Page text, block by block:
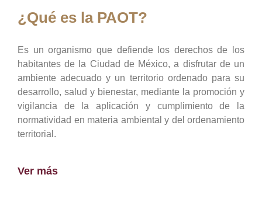
¿Qué es la PAOT?
Es un organismo que defiende los derechos de los
habitantes de la Ciudad de México, a disfrutar de un
ambiente adecuado y un territorio ordenado para su
desarrollo, salud y bienestar, mediante la promoción y
vigilancia de la aplicación y cumplimiento de la
normatividad en materia ambiental y del ordenamiento
territorial.
Ver más